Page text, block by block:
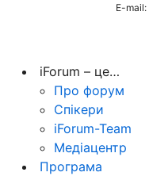
E-mail:
iForum – це…
Про форум
Спікери
iForum-Team
Медіацентр
Програма